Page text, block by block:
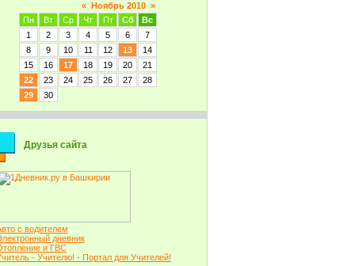
« Ноябрь 2010 »
Пн
Вт Ср Чт Пт Сб
Вс
1
2 3 4 5 6
7
8
9 10 11 12 13
14
15
16 17 18 19 20
21
22
23 24 25 26 27
28
29
30
Друзья сайта
с водителем
дневник
и ГВС
- Учителю! - Портал для Учителей!